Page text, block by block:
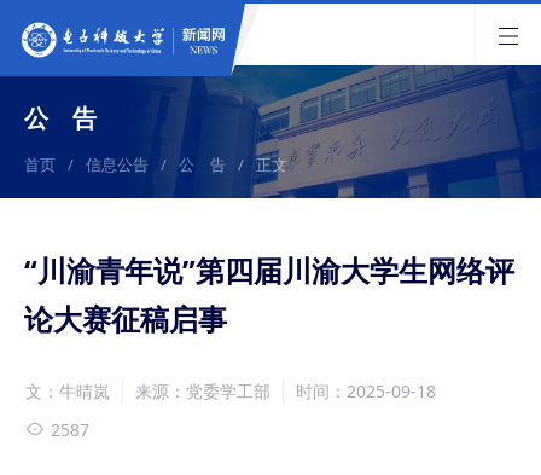
公 告
首页 / 信息公告 / 公 告 / 正文
“川渝青年说”第四届川渝大学生网络评
论大赛征稿启事
文：牛晴岚 来源：党委学工部
时间：2025-09-18
2587